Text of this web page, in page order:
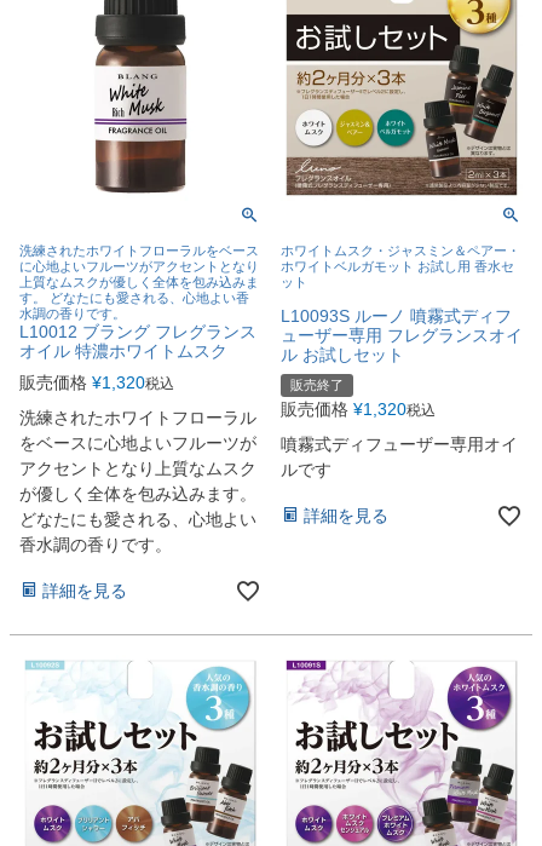
洗練されたホワイトフローラルをベース
に心地よいフルーツがアクセントとなり
上質なムスクが優しく全体を包み込みま
す。 どなたにも愛される、心地よい香
水調の香りです。
L10012 ブラング フレグランス
オイル 特濃ホワイトムスク
販売価格 ¥1,320税込
洗練されたホワイトフローラル
をベースに心地よいフルーツが
アクセントとなり上質なムスク
が優しく全体を包み込みます。
どなたにも愛される、心地よい
香水調の香りです。
詳細を見る
ホワイトムスク・ジャスミン＆ペアー・
ホワイトベルガモット お試し用 香水セ
ット
L10093S ルーノ 噴霧式ディフ
ューザー専用 フレグランスオイ
ル お試しセット
販売終了
販売価格 ¥1,320税込
噴霧式ディフューザー専用オイ
ルです
詳細を見る